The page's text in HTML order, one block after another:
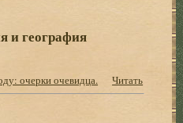
и география
очерки очевидца. Читать